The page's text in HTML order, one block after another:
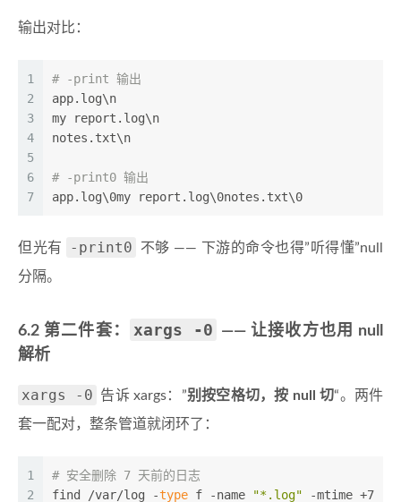
输出对比：
1
2
3
4
5
6
7
# -print 输出
app.log\n
my report.log\n
notes.txt\n
# -print0 输出
app.log\0my report.log\0notes.txt\0
但光有 -print0
不够 —— 下游的命令也得”听得懂”null
分隔。
6.2 第二件套： xargs -0
—— 让接收方也用 null
解析
xargs -0 告诉 xargs：”别按空格切，按 null 切“。两件
套一配对，整条管道就闭环了：
1
2
# 安全删除 7 天前的日志
find /var/log -type f -name "*.log" -mtime +7